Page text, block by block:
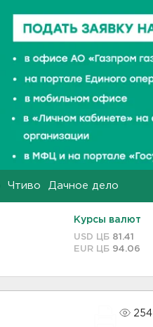
Чтиво Дачное дело
Курсы валют
USD ЦБ 81.41
EUR ЦБ 94.06
254